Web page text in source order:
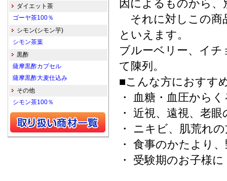
因によるものから
それに対しこの商
といえます。
ブルーベリー、イチ
て陳列。
■こんな方におすす
・ 血糖・血圧から
・ 近視、遠視、老眼
・ ニキビ、肌荒れ
・ 食事のかたより
・ 受験期のお子様に
ダイエット茶
ゴーヤ茶100％
シモン(シモン芋)
シモン茶葉
黒酢
薩摩黒酢カプセル
薩摩黒酢大麦仕込み
その他
シモン茶100％